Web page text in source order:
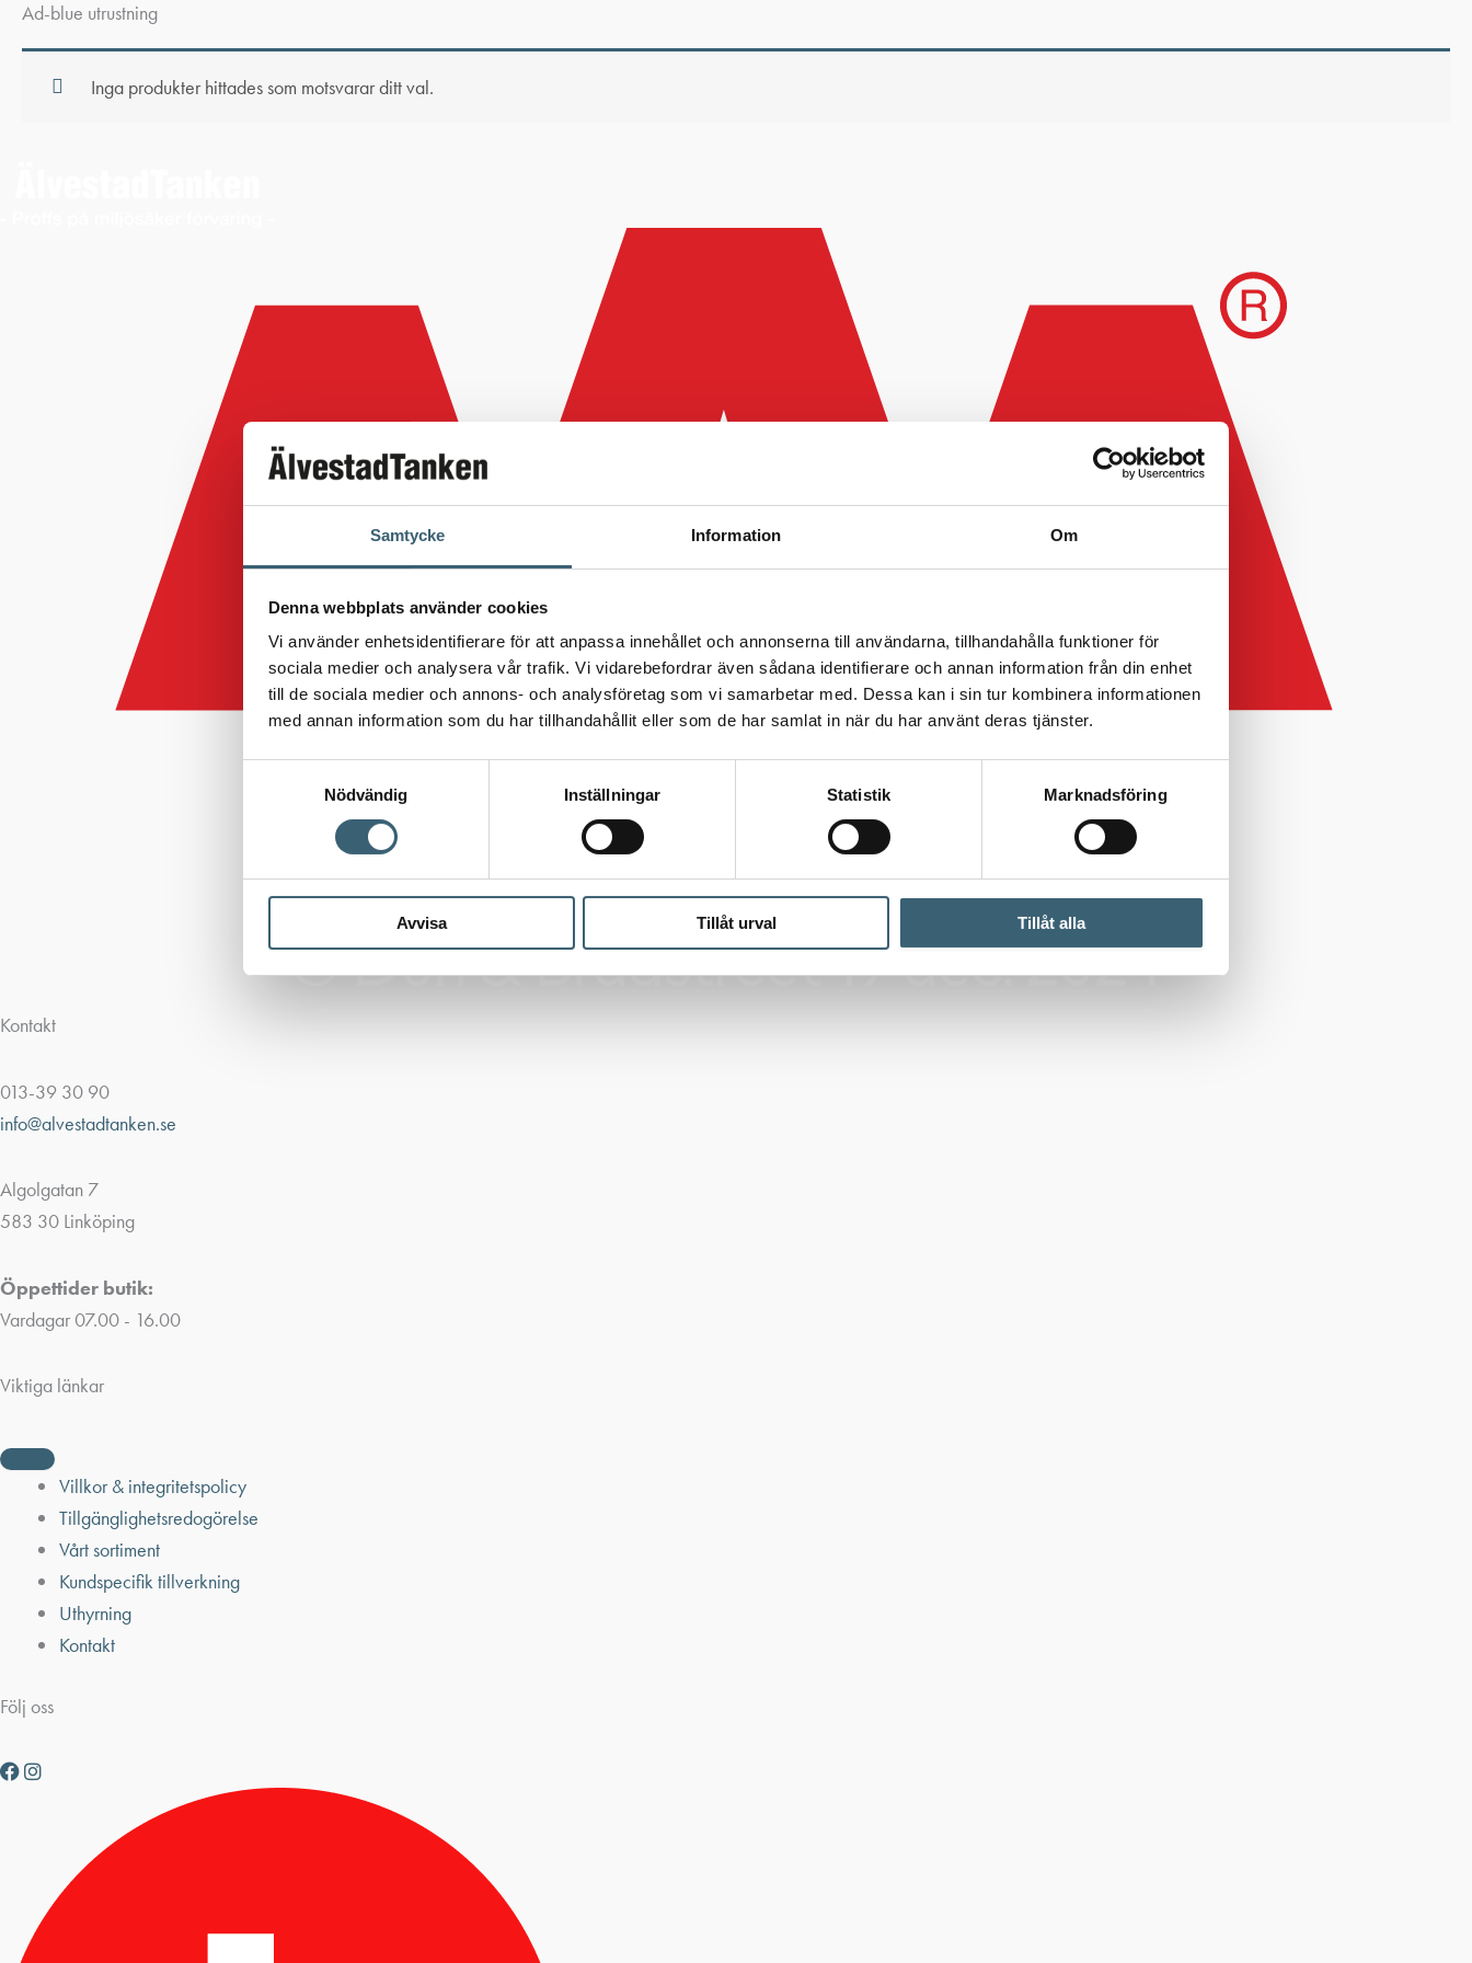
Samtycke Information Om
Denna webbplats använder cookies
Vi använder enhetsidentifierare för att anpassa innehållet och annonserna till användarna, tillhandahålla funktioner för
sociala medier och analysera vår trafik. Vi vidarebefordrar även sådana identifierare och annan information från din enhet
till de sociala medier och annons- och analysföretag som vi samarbetar med. Dessa kan i sin tur kombinera informationen
med annan information som du har tillhandahållit eller som de har samlat in när du har använt deras tjänster.
Nödvändig
Inställningar Statistik Marknadsföring
Avvisa Tillåt urval Tillåt alla
Ad-blue utrustning
Inga produkter hittades som motsvarar ditt val.
Kontakt
013-39 30 90
info@alvestadtanken.se
Algolgatan 7
583 30 Linköping
Öppettider butik:
Vardagar 07.00 - 16.00
Viktiga länkar
Villkor & integritetspolicy
Tillgänglighetsredogörelse
Vårt sortiment
Kundspecifik tillverkning
Uthyrning
Kontakt
Följ oss